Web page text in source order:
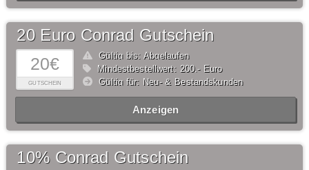
20€
GUTSCHEIN
20 Euro Conrad Gutschein
Gültig bis: Abgelaufen
Mindestbestellwert: 200,- Euro
Gültig für: Neu- & Bestandskunden
Anzeigen
10% Conrad Gutschein